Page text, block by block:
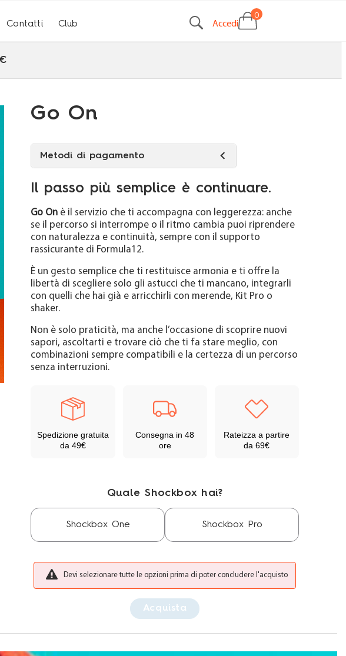
Shockbox Pro
IL MASSIMO IN 20 GIORNI
Contatti Club Accedi
0
Go On
Metodi di pagamento
Il passo più semplice è continuare.
Go On è il servizio che ti accompagna con leggerezza: anche
se il percorso si interrompe o il ritmo cambia puoi riprendere
con naturalezza e continuità, sempre con il supporto
rassicurante di Formula12.
È un gesto semplice che ti restituisce armonia e ti offre la
libertà di scegliere solo gli astucci che ti mancano, integrarli
con quelli che hai già e arricchirli con merende, Kit Pro o
shaker.
Non è solo praticità, ma anche l’occasione di scoprire nuovi
sapori, ascoltarti e trovare ciò che ti fa stare meglio, con
combinazioni sempre compatibili e la certezza di un percorso
senza interruzioni.
Spedizione gratuita
da 49€
Consegna in 48
ore
Rateizza a partire
da 69€
Quale Shockbox hai?
Shockbox One Shockbox Pro
Devi selezionare tutte le opzioni prima di poter concludere l'acquisto
Acquista